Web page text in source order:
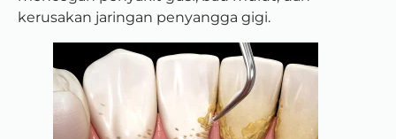
kerusakan jaringan penyangga gigi.